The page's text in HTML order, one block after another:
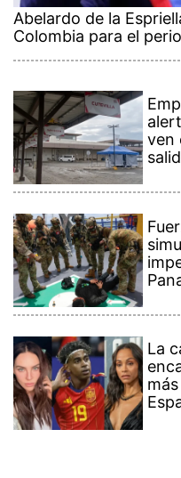
Abelardo de la
Colombia para el
ven
La